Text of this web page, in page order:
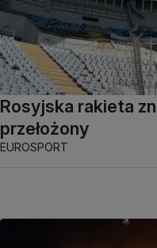
Rosyjska rakieta
przełożony
EUROSPORT